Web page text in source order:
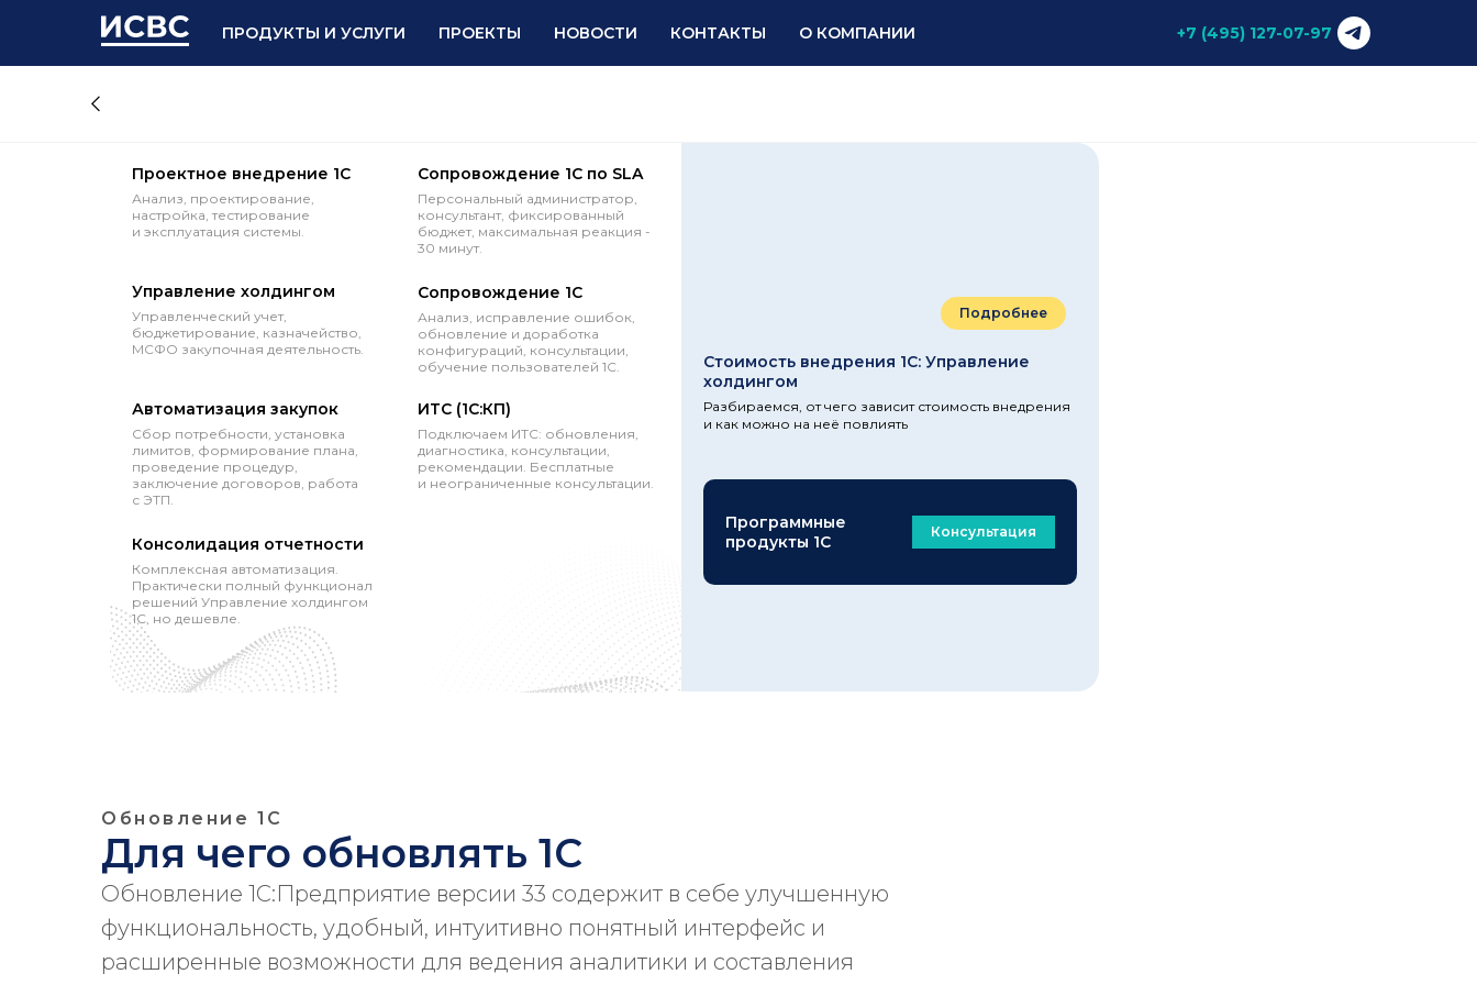
ПРОДУКТЫ И УСЛУГИ ПРОЕКТЫ НОВОСТИ КОНТАКТЫ О КОМПАНИИ +7 (495) 127-07-97
Проектное внедрение 1С
ИТС (1С:КП)
Анализ, проектирование,
настройка, тестирование
и эксплуатация системы.
Подключаем ИТС: обновления,
диагностика, консультации,
рекомендации. Бесплатные
и неограниченные консультации.
Управление холдингом
Сопровождение 1С по SLA
Управленческий учет,
бюджетирование, казначейство,
МСФО закупочная деятельность.
Персональный администратор,
консультант, фиксированный
бюджет, максимальная реакция -
30 минут.
Автоматизация закупок
Сопровождение 1С
Сбор потребности, установка
лимитов, формирование плана,
проведение процедур,
заключение договоров, работа
с ЭТП.
Анализ, исправление ошибок,
обновление и доработка
конфигураций, консультации,
обучение пользователей 1С.
Консолидация отчетности
Комплексная автоматизация.
Практически полный функционал
решений Управление холдингом
1С, но дешевле.
Подробнее
Стоимость внедрения 1С: Управление
холдингом
Разбираемся, от чего зависит стоимость внедрения
и как можно на неё повлиять
Программные
продукты 1С
Консультация
Обновление 1С
Для чего обновлять 1С
Обновление 1С:Предприятие версии 33 содержит в себе улучшенную
функциональность, удобный, интуитивно понятный интерфейс и
расширенные возможности для ведения аналитики и составления